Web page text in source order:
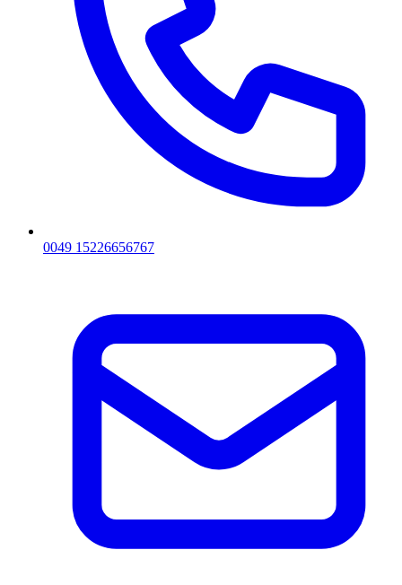
0049 15226656767